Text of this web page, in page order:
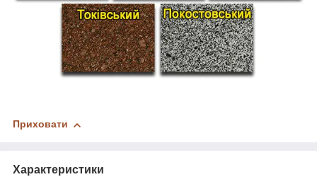
Приховати
Характеристики